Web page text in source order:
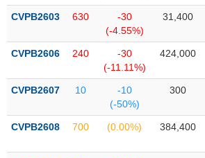
yết
bổ
Hủy
yết
dõi
biệt
CVPB2603 630
-30
(-4.55%)
31,400
CVPB2606 240
-30
(-11.11%)
424,000
CVPB2607 10
-10
(-50%)
300
CVPB2608 700 (0.00%) 384,400
TRÁI
PHIẾU
CÔNG
CỤ